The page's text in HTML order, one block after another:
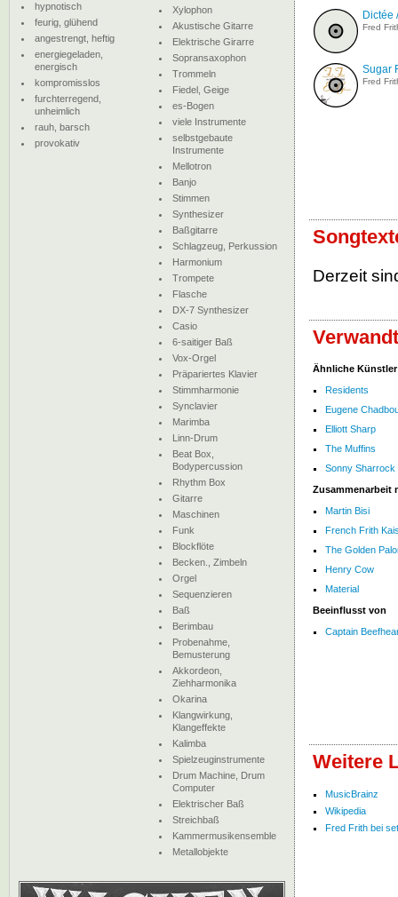
Dictée
Fred
Sugar
Fred
Derzeit
Ähnliche Künstler
Residents
Eugene
Elliott Sharp
The Muffins
Sonny Sharrock
Zusammenarbeit
Martin Bisi
French Frith
The Golden
Henry Cow
Material
Beeinflusst von
Captain
Weitere
MusicBrainz
Wikipedia
Fred Frith bei
hypnotisch
feurig, glühend
angestrengt, heftig
energiegeladen,
energisch
kompromisslos
furchterregend,
unheimlich
rauh, barsch
provokativ
Xylophon
Akustische Gitarre
Elektrische Girarre
Sopransaxophon
Trommeln
Fiedel, Geige
es-Bogen
viele Instrumente
selbstgebaute
Instrumente
Mellotron
Banjo
Stimmen
Synthesizer
Baßgitarre
Schlagzeug, Perkussion
Harmonium
Trompete
Flasche
DX-7 Synthesizer
Casio
6-saitiger Baß
Vox-Orgel
Präpariertes Klavier
Stimmharmonie
Synclavier
Marimba
Linn-Drum
Beat Box,
Bodypercussion
Rhythm Box
Gitarre
Maschinen
Funk
Blockflöte
Becken., Zimbeln
Orgel
Sequenzieren
Baß
Berimbau
Probenahme,
Bemusterung
Akkordeon,
Ziehharmonika
Okarina
Klangwirkung,
Klangeffekte
Kalimba
Spielzeuginstrumente
Drum Machine, Drum
Computer
Elektrischer Baß
Streichbaß
Kammermusikensemble
Metallobjekte